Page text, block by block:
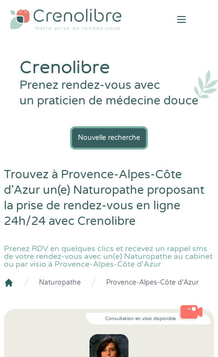
Open
Crenolibre
Prenez rendez-vous avec
un praticien de médecine douce
Nouvelle recherche
Trouvez à Provence-Alpes-Côte
d'Azur un(e) Naturopathe proposant
la prise de rendez-vous en ligne
24h/24 avec Crenolibre
Prenez RDV en quelques clics et recevez un rappel sms
de votre rendez-vous avec un(e) Naturopathe au cabinet
ou par visio à Provence-Alpes-Côte d'Azur
Naturopathe Provence-Alpes-Côte d'Azur
Consultation en visio disponible